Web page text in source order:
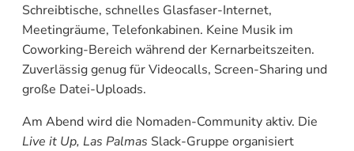
Schreibtische, schnelles Glasfaser-Internet,
Meetingräume, Telefonkabinen. Keine Musik im
Coworking-Bereich während der Kernarbeitszeiten.
Zuverlässig genug für Videocalls, Screen-Sharing und
große Datei-Uploads.
Am Abend wird die Nomaden-Community aktiv. Die
Live it Up, Las Palmas Slack-Gruppe organisiert